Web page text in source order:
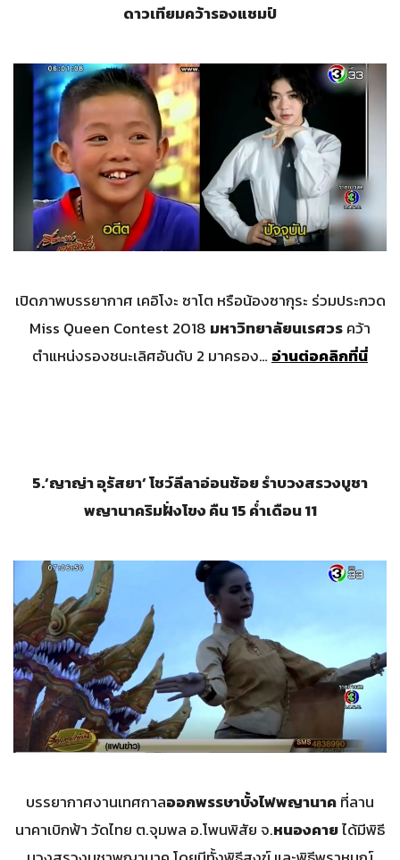
ดาวเทียมคว้ารองแชมป์
เปิดภาพบรรยากาศ เคอิโงะ ซาโต หรือน้องซากุระ ร่วมประกวด
Miss Queen Contest 2018 มหาวิทยาลัยนเรศวรคว้า
ตำแหน่งรองชนะเลิศอันดับ 2 มาครอง…อ่านต่อคลิกที่นี่
5.‘ญาญ่า อุรัสยา‘โชว์ลีลาอ่อนช้อย รำบวงสรวงบูชา
พญานาคริมฝั่งโขง คืน15ค่ำเดือน11
บรรยากาศงานเทศกาลออกพรรษาบั้งไฟพญานาคที่ลาน
นาคาเบิกฟ้า วัดไทย ต.จุมพล อ.โพนพิสัย จ.หนองคายได้มีพิธี